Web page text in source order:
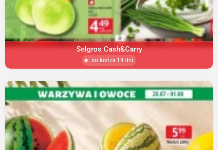
Selgros Cash&Carry
do końca 14 dni